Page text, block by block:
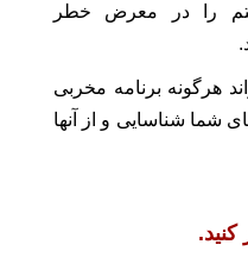
را در معرض خطر
هرگونه برنامه مخربی
شما شناسایی و از آنها